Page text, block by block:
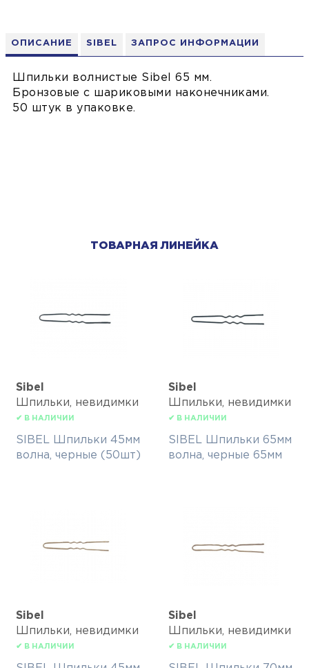
ОПИСАНИЕ SIBEL ЗАПРОС ИНФОРМАЦИИ
Шпильки волнистые Sibel 65 мм.
Бронзовые с шариковыми наконечниками.
50 штук в упаковке.
ТОВАРНАЯ ЛИНЕЙКА
Sibel
Шпильки, невидимки
✔ В НАЛИЧИИ
SIBEL Шпильки 45мм
волна, черные (50шт)
Sibel
Шпильки, невидимки
✔ В НАЛИЧИИ
SIBEL Шпильки 65мм
волна, черные 65мм
Sibel
Шпильки, невидимки
✔ В НАЛИЧИИ
Sibel
Шпильки, невидимки
✔ В НАЛИЧИИ